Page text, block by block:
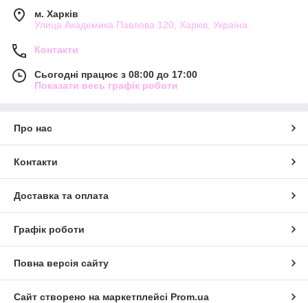
м. Харків
Улица Академика Павлова 120, Харків, Україна
Контакти
Сьогодні працює з 08:00 до 17:00
Показати весь графік роботи
Про нас
Контакти
Доставка та оплата
Графік роботи
Повна версія сайту
Сайт створено на маркетплейсі Prom.ua